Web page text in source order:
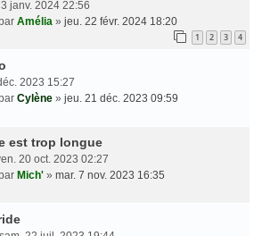
janv. 2024 22:56
Amélia » jeu. 22 févr. 2024 18:20
1 2 3 4
2023 15:27
Cylène » jeu. 21 déc. 2023 09:59
est trop longue
20 oct. 2023 02:27
Mich' » mar. 7 nov. 2023 16:35